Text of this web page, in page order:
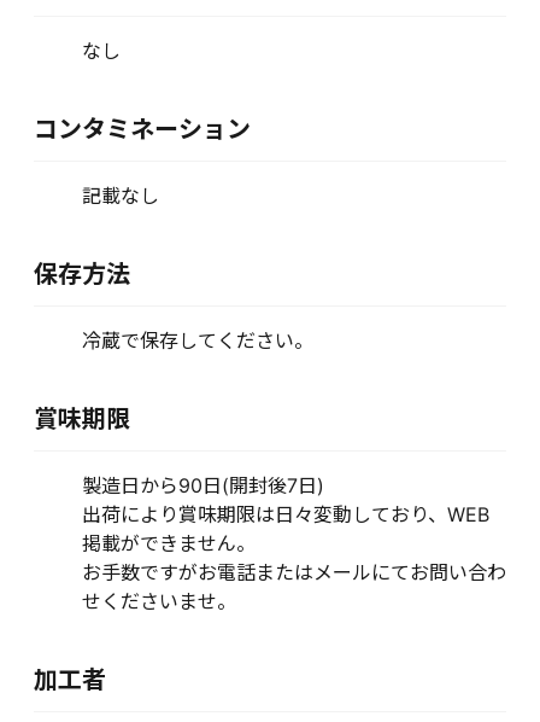
なし
コンタミネーション
記載なし
保存方法
冷蔵で保存してください。
賞味期限
製造日から90日(開封後7日)
出荷により賞味期限は日々変動しており、WEB
掲載ができません。
お手数ですがお電話またはメールにてお問い合わ
せくださいませ。
加工者